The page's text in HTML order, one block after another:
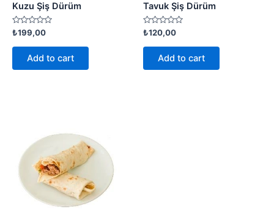
Kuzu Şiş Dürüm
Rated
0
out
₺199,00
Add to cart
Tavuk Şiş Dürüm
Rated
0
out
₺120,00
Add to cart